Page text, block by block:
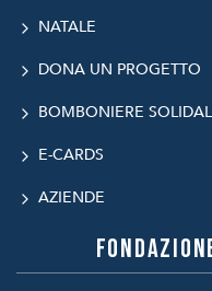
NATALE
DONA UN PROGETTO
BOMBONIERE
E-CARDS
AZIENDE